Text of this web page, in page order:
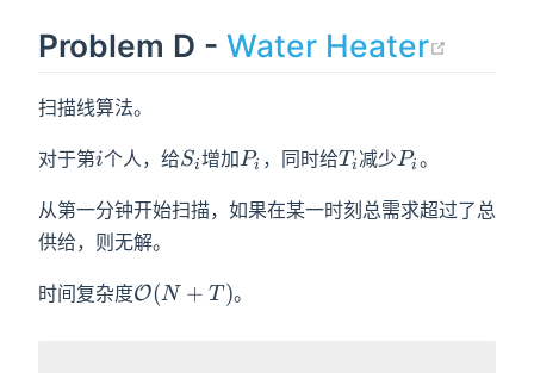
Problem D - Water Heater
扫描线算法。
对于第i
i个人，给S_i
Si增加P_i
Pi ，同时给T_i
Ti 减少P_i
Pi 。
从第一分钟开始扫描，如果在某一时刻总需求超过了总
供给，则无解。
时间复杂度\mathcal{O}
O(N + T)。